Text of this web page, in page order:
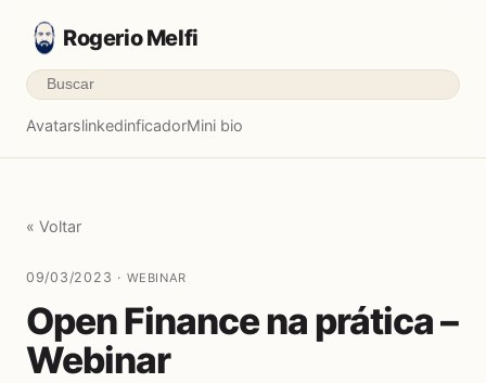
Rogerio Melfi
AvatarslinkedinficadorMini bio
« Voltar
09/03/2023 · WEBINAR
Open Finance na prática –
Webinar